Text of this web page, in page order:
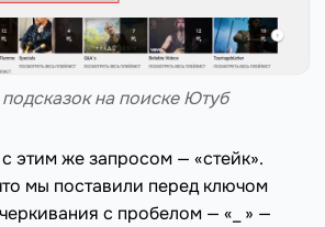
на поиске Ютуб
этим же запросом — «стейк».
мы поставили перед ключом
с пробелом — «_ » —